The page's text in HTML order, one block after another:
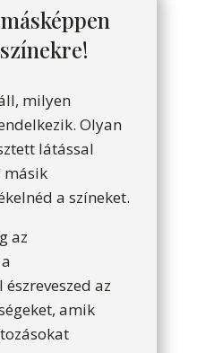
milyen
Olyan
látással
másik
a színeket.
az
az
amik